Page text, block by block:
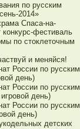
по русским
2014»
Спаса-на-
конкурс-фестиваль
по стоклеточным
и меняйся!
России по русским
день)
России по русским
день)
России по русским
день)
детских